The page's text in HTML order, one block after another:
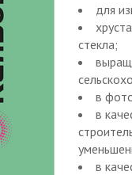
для
стекла;
в
в
в